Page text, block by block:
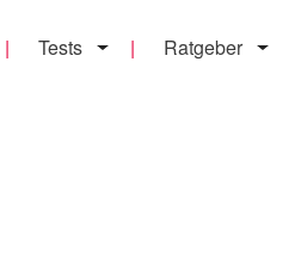
Tests Ratgeber